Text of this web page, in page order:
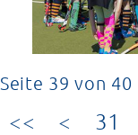
Seite 39 von 40
31